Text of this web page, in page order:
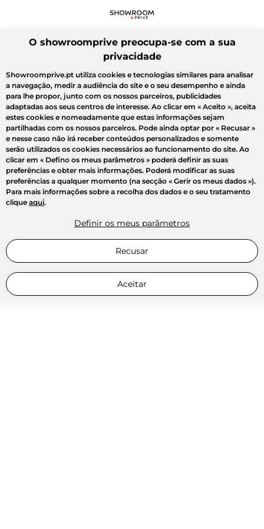
O showroomprive preocupa-se com a sua
privacidade
Showroomprive.pt utiliza cookies e tecnologias similares para analisar
a navegação, medir a audiência do site e o seu desempenho e ainda
para lhe propor, junto com os nossos parceiros, publicidades
adaptadas aos seus centros de interesse. Ao clicar em « Aceito », aceita
estes cookies e nomeadamente que estas informações sejam
partilhadas com os nossos parceiros. Pode ainda optar por « Recusar »
e nesse caso não irá receber conteúdos personalizados e somente
serão utilizados os cookies necessários ao funcionamento do site. Ao
clicar em « Defino os meus parâmetros » poderá definir as suas
preferências e obter mais informações. Poderá modificar as suas
preferências a qualquer momento (na secção « Gerir os meus dados »).
Para mais informações sobre a recolha dos dados e o seu tratamento
clique aqui.
Definir os meus parâmetros
Recusar
Aceitar